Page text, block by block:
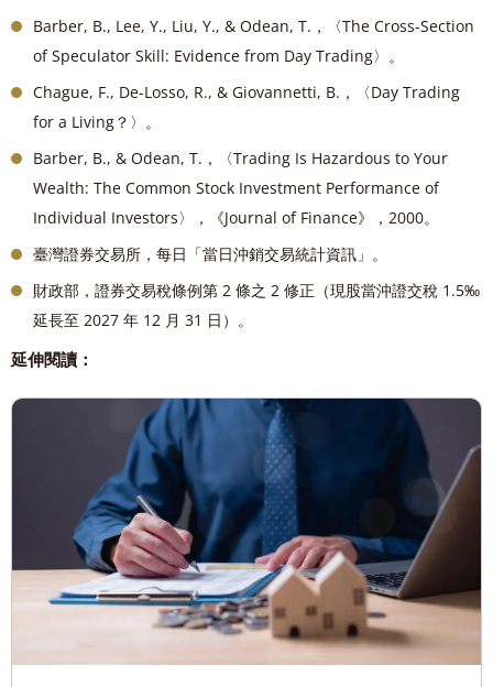
Barber, B., Lee, Y., Liu, Y., & Odean, T.，〈The Cross-Section
of Speculator Skill: Evidence from Day Trading〉。
Chague, F., De-Losso, R., & Giovannetti, B.，〈Day Trading
for a Living？〉。
Barber, B., & Odean, T.，〈Trading Is Hazardous to Your
Wealth: The Common Stock Investment Performance of
Individual Investors〉，《Journal of Finance》，2000。
臺灣證券交易所，每日「當日沖銷交易統計資訊」。
財政部，證券交易稅條例第 2 條之 2 修正（現股當沖證交稅 1.5‰
延長至 2027 年 12 月 31 日）。
延伸閱讀：